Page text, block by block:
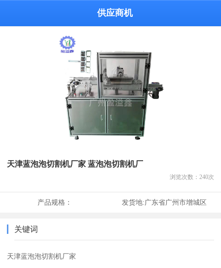
供应商机
天津蓝泡泡切割机厂家 蓝泡泡切割机厂
浏览次数： 240次
产品规格： 发货地:广东省广州市增城区
关键词
天津蓝泡泡切割机厂家